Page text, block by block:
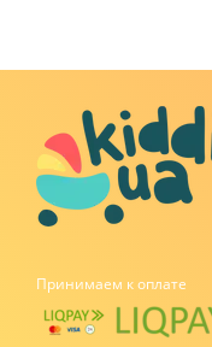
Принимаем к оплате